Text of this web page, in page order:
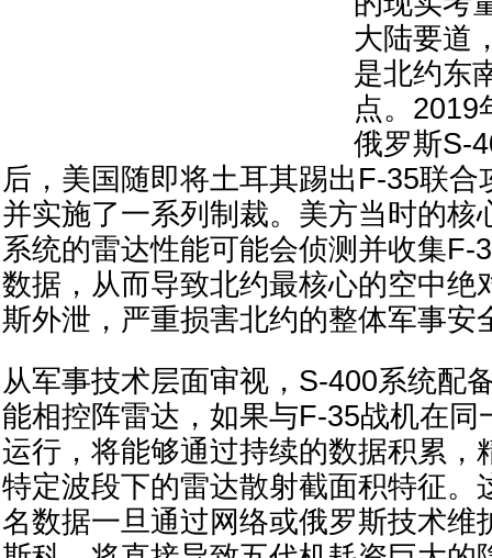
大陆要道
是北约东
点。2019
俄罗斯S-
后，美国随即将土耳其踢出F-35联合
并实施了一系列制裁。美方当时的核
系统的雷达性能可能会侦测并收集F-
数据，从而导致北约最核心的空中绝
斯外泄，严重损害北约的整体军事安
从军事技术层面审视，S-400系统配
能相控阵雷达，如果与F-35战机在同
运行，将能够通过持续的数据积累，
特定波段下的雷达散射截面积特征。
名数据一旦通过网络或俄罗斯技术维